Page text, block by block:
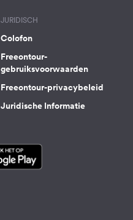
JURIDISCH
Colofon
Freeontour-
gebruiksvoorwaarden
Freeontour-privacybeleid
Juridische Informatie